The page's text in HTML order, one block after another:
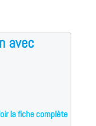
avec
la fiche complète